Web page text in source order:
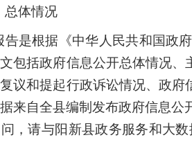
总体情况
告是根据《中华人民共和国政
包括政府信息公开总体情况
议和提起行政诉讼情况、政
来自全县编制发布政府信息
，请与阳新县政务服务和大